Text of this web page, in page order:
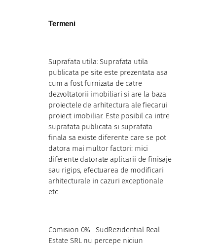
Termeni
Suprafata utila: Suprafata utila
publicata pe site este prezentata asa
cum a fost furnizata de catre
dezvoltatorii imobiliari si are la baza
proiectele de arhitectura ale fiecarui
proiect imobiliar. Este posibil ca intre
suprafata publicata si suprafata
finala sa existe diferente care se pot
datora mai multor factori: mici
diferente datorate aplicarii de finisaje
sau rigips, efectuarea de modificari
arhitecturale in cazuri exceptionale
etc.
Comision 0% : SudRezidential Real
Estate SRL nu percepe niciun